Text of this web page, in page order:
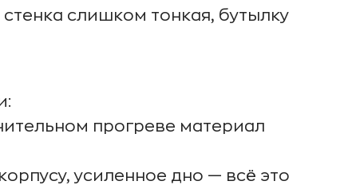
слишком тонкая, бутылку
прогреве материал
усиленное дно — всё это